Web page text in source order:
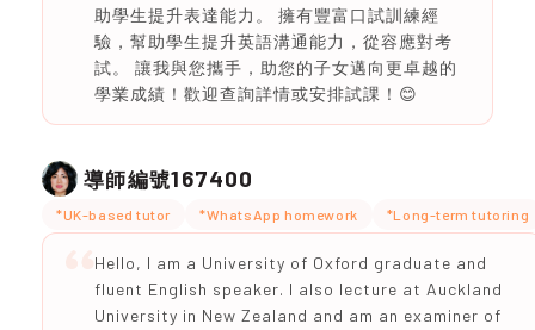
助學生提升表達能力。 擁有豐富口試訓練經
驗，幫助學生提升英語溝通能力，從容應對考
試。 讓我與您攜手，助您的子女邁向更卓越的
學業成績！歡迎查詢詳情或安排試課！😊
導師編號167400
*UK-based tutor *WhatsApp homework *Long-term tutoring
Hello, I am a University of Oxford graduate and
fluent English speaker. I also lecture at Auckland
University in New Zealand and am an examiner of